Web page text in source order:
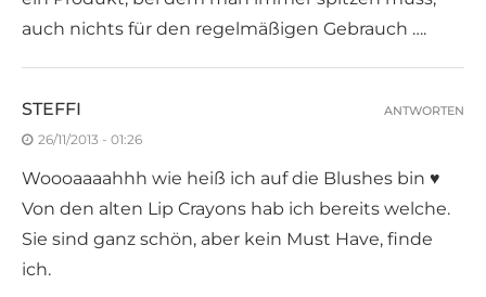
auch nichts für den regelmäßigen Gebrauch ….
STEFFI
26/11/2013 - 01:26
Woooaaaahhh wie heiß ich auf die Blushes bin ♥
Von den alten Lip Crayons hab ich bereits welche.
Sie sind ganz schön, aber kein Must Have, finde
ich.
ANTWORTEN